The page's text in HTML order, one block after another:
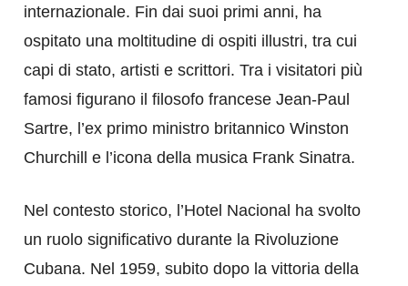
internazionale. Fin dai suoi primi anni, ha
ospitato una moltitudine di ospiti illustri, tra cui
capi di stato, artisti e scrittori. Tra i visitatori più
famosi figurano il filosofo francese Jean-Paul
Sartre, l’ex primo ministro britannico Winston
Churchill e l’icona della musica Frank Sinatra.
Nel contesto storico, l’Hotel Nacional ha svolto
un ruolo significativo durante la Rivoluzione
Cubana. Nel 1959, subito dopo la vittoria della